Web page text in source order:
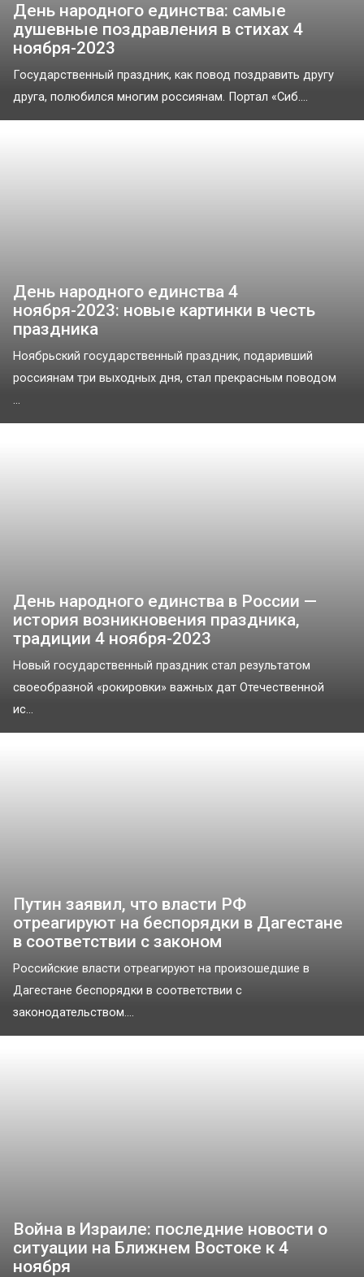
День народного единства: самые
душевные поздравления в стихах 4
ноября-2023
Государственный праздник, как повод поздравить другу
друга, полюбился многим россиянам. Портал «Сиб....
День народного единства 4
ноября-2023: новые картинки в честь
праздника
Ноябрьский государственный праздник, подаривший
россиянам три выходных дня, стал прекрасным поводом
...
День народного единства в России —
история возникновения праздника,
традиции 4 ноября-2023
Новый государственный праздник стал результатом
своеобразной «рокировки» важных дат Отечественной
ис...
Путин заявил, что власти РФ
отреагируют на беспорядки в Дагестане
в соответствии с законом
Российские власти отреагируют на произошедшие в
Дагестане беспорядки в соответствии с
законодательством....
Война в Израиле: последние новости о
ситуации на Ближнем Востоке к 4
ноября